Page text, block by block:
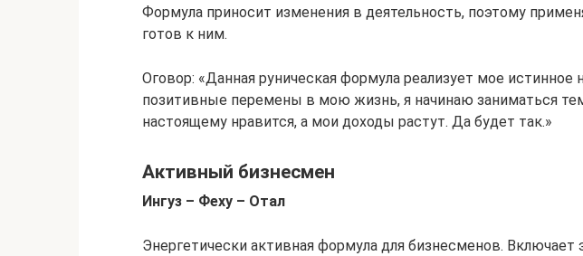
Формула приносит изменения в деятельность, поэтому
готов к ним.
Оговор: «Данная руническая формула реализует мое истинное
позитивные перемены в мою жизнь, я начинаю заниматься
настоящему нравится, а мои доходы растут. Да будет так.»
Активный бизнесмен
Ингуз – Феху – Отал
Энергетически активная формула для бизнесменов. Включает